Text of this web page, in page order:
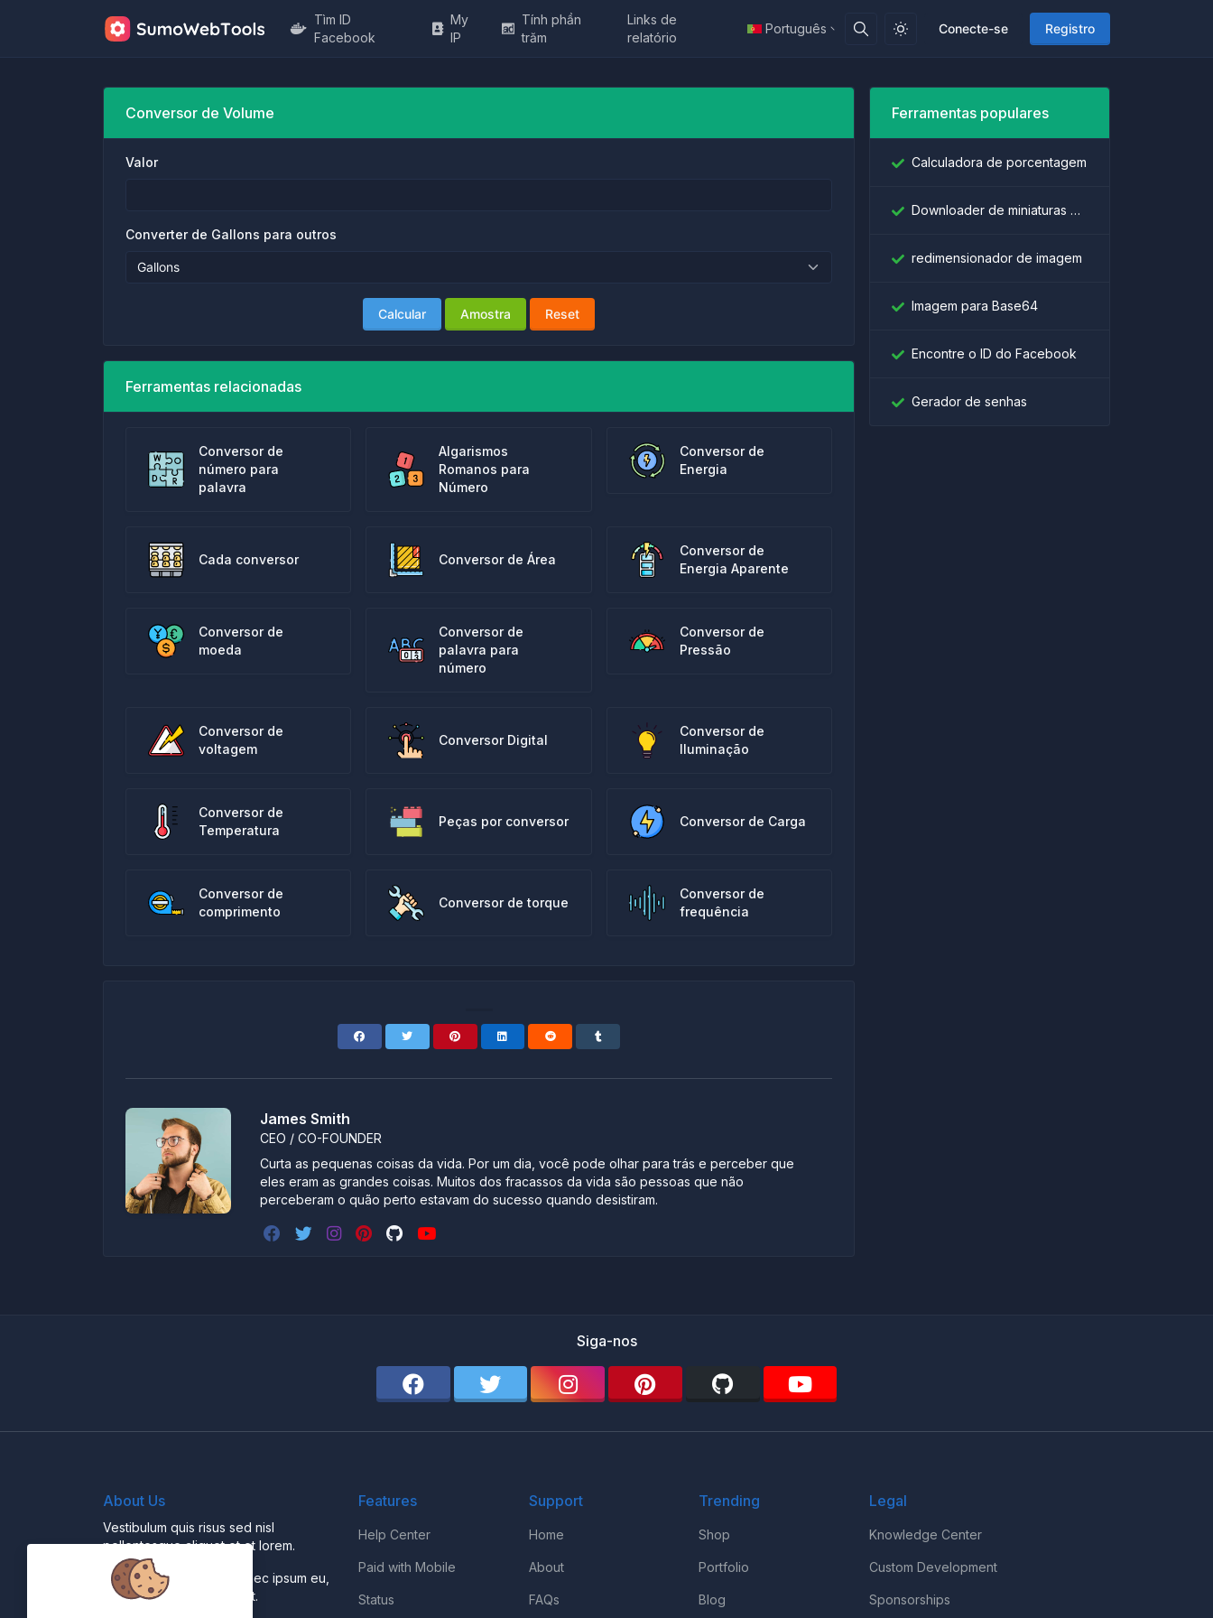
Conecte-se Registro
Tìm ID
Facebook
My
IP
Tính phần
trăm
Links de
relatório
Português
Conversor de Volume
Valor
Converter de Gallons para outros
Calcular Amostra Reset
Ferramentas relacionadas
Conversor de
número para
palavra
Algarismos
Romanos para
Número
Conversor de
Energia
Cada conversor Conversor de Área
Conversor de
Energia Aparente
Conversor de
moeda
Conversor de
palavra para
número
Conversor de
Pressão
Conversor de
voltagem
Conversor Digital
Conversor de
Iluminação
Conversor de
Temperatura
Peças por conversor Conversor de Carga
Conversor de
comprimento
Conversor de torque
Conversor de
frequência
James Smith
CEO / CO-FOUNDER
Curta as pequenas coisas da vida. Por um dia, você pode olhar para trás e perceber que
eles eram as grandes coisas. Muitos dos fracassos da vida são pessoas que não
perceberam o quão perto estavam do sucesso quando desistiram.
Ferramentas populares
Calculadora de porcentagem
Downloader de miniaturas do YouTube
redimensionador de imagem
Imagem para Base64
Encontre o ID do Facebook
Gerador de senhas
Siga-nos
About Us
Vestibulum quis risus sed nisl
pellentesque aliquet et et lorem.
Fusce nibh nisl, gravida nec ipsum eu,
feugiat condimentum velit.
Features
Help Center
Paid with Mobile
Status
Support
Home
About
FAQs
Trending
Shop
Portfolio
Blog
Legal
Knowledge Center
Custom Development
Sponsorships